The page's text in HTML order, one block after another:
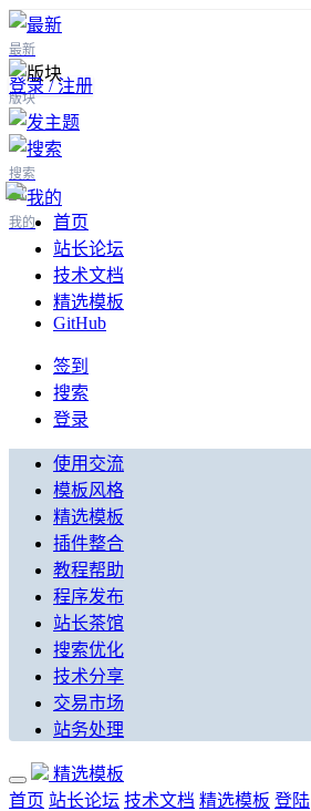
最新
版块
搜索
我的
登录 / 注册
首页
站长论坛
技术文档
精选模板
GitHub
签到
搜索
登录
使用交流
模板风格
精选模板
插件整合
教程帮助
程序发布
站长茶馆
搜索优化
技术分享
交易市场
站务处理
精选模板
首页 站长论坛 技术文档 精选模板 登陆